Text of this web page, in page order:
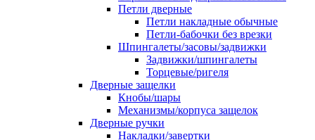
Петли дверные
Петли накладные обычные
Петли-бабочки без врезки
Шпингалеты/засовы/задвижки
Задвижки/шпингалеты
Торцевые/ригеля
Дверные защелки
Кнобы/шары
Механизмы/корпуса защелок
Дверные ручки
Накладки/завертки